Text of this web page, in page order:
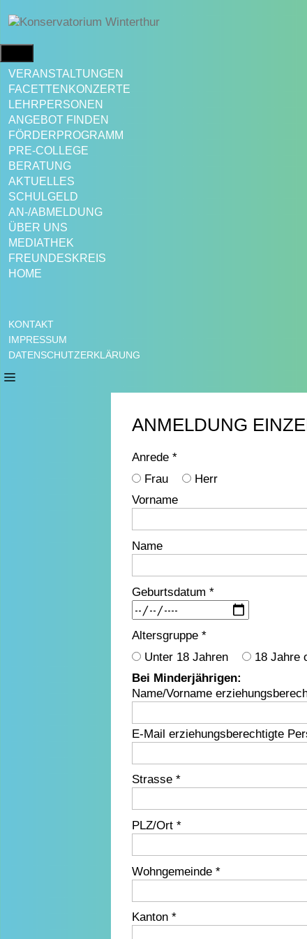
zum
VERANSTALTUNGEN
FACETTENKONZERTE
LEHRPERSONEN
ANGEBOT FINDEN
FÖRDERPROGRAMM
PRE-COLLEGE
BERATUNG
AKTUELLES
SCHULGELD
AN-/ABMELDUNG
ÜBER UNS
MEDIATHEK
FREUNDESKREIS
HOME
KONTAKT
IMPRESSUM
DATENSCHUTZERKLÄRUNG
ANMELDUNG
Anrede *
Frau
Herr
Vorname
Name
Geburtsdatum *
Altersgruppe *
Unter 18 Jahren
18 Jahre
Bei Minderjährigen:
Name/Vorname
E-Mail erziehungsberechtigte
Strasse *
PLZ/Ort *
Wohngemeinde *
Kanton *